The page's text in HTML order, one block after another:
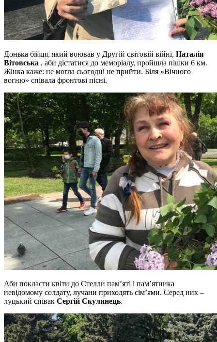
Донька бійця, який воював у Другій світовій війні, Наталія
Вітовська , аби дістатися до меморіалу, пройшла пішки 6 км.
Жінка каже: не могла сьогодні не прийти. Біля «Вічного
вогню» співала фронтові пісні.
Аби покласти квіти до Стелли пам’яті і пам’ятника
невідомому солдату, лучани приходять сім’ями. Серед них –
луцький співак Сергій Скулинець.